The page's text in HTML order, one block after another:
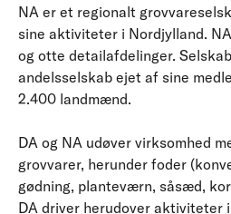
NA er et regionalt
sine aktiviteter i Nordjylland.
og otte detailafdelinger.
andelsselskab ejet af sine
2.400 landmænd.
DA og NA udøver virksomhed
grovvarer, herunder foder
gødning, planteværn, såsæd,
DA driver herudover aktiviteter